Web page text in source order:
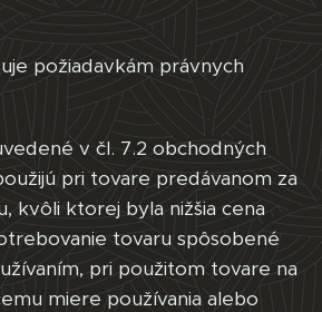
požiadavkám právnych
v čl. 7.2 obchodných
pri tovare predávanom za
kvôli ktorej byla nižšia cena
tovaru spôsobené
pri použitom tovare na
miere používania alebo